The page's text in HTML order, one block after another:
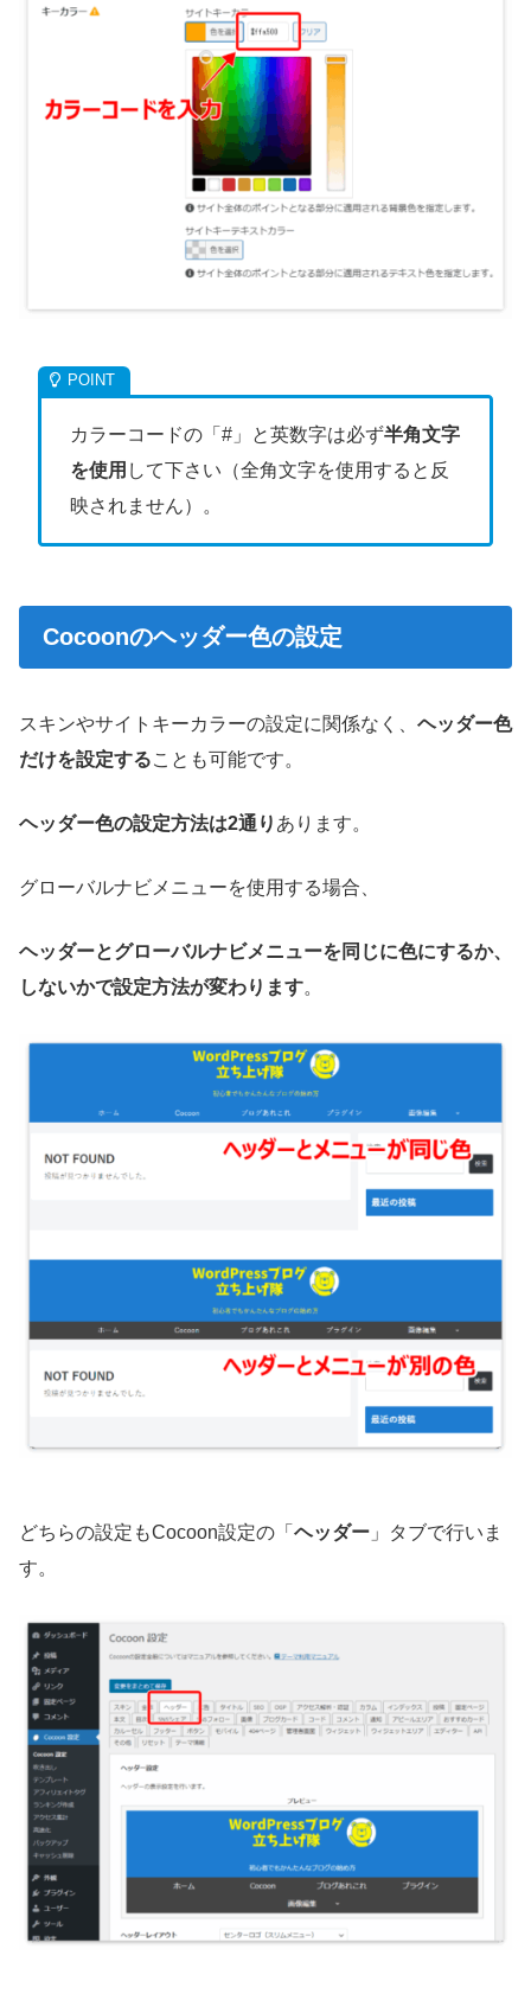
カラーコードの「#」と英数字は必ず半角文字
を使用 して下さい（全角文字を使用すると反
映されません）。
Cocoonのヘッダー色の設定
スキンやサイトキーカラーの設定に関係なく、 ヘッダー色
だけを設定することも可能です。
ヘッダー色の設定方法は2通り あります。
グローバルナビメニューを使用する場合、
ヘッダーとグローバルナビメニューを同じに色にするか、
しないかで設定方法が変わります。
どちらの設定もCocoon設定の「 ヘッダー 」タブで行いま
す。